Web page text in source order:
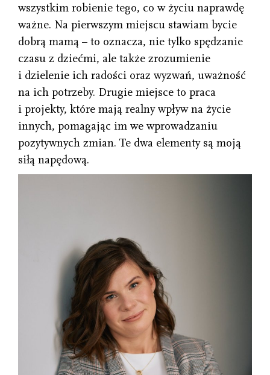
wszystkim robienie tego, co w życiu naprawdę
ważne. Na pierwszym miejscu stawiam bycie
dobrą mamą – to oznacza, nie tylko spędzanie
czasu z dziećmi, ale także zrozumienie
i dzielenie ich radości oraz wyzwań, uważność
na ich potrzeby. Drugie miejsce to praca
i projekty, które mają realny wpływ na życie
innych, pomagając im we wprowadzaniu
pozytywnych zmian. Te dwa elementy są moją
siłą napędową.